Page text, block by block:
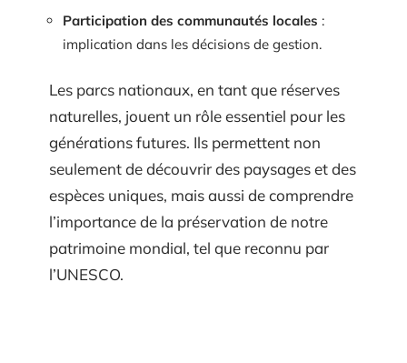
Participation des communautés locales :
implication dans les décisions de gestion.
Les parcs nationaux, en tant que réserves
naturelles, jouent un rôle essentiel pour les
générations futures. Ils permettent non
seulement de découvrir des paysages et des
espèces uniques, mais aussi de comprendre
l’importance de la préservation de notre
patrimoine mondial, tel que reconnu par
l’UNESCO.